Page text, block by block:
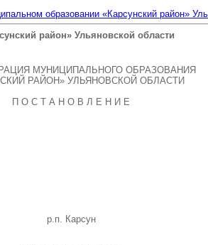
образовании «Карсунский район»
район» Ульяновской области
МУНИЦИПАЛЬНОГО ОБРАЗОВАНИЯ
РАЙОН» УЛЬЯНОВСКОЙ ОБЛАСТИ
П О С Т А Н О В Л Е Н И Е
р.п. Карсун